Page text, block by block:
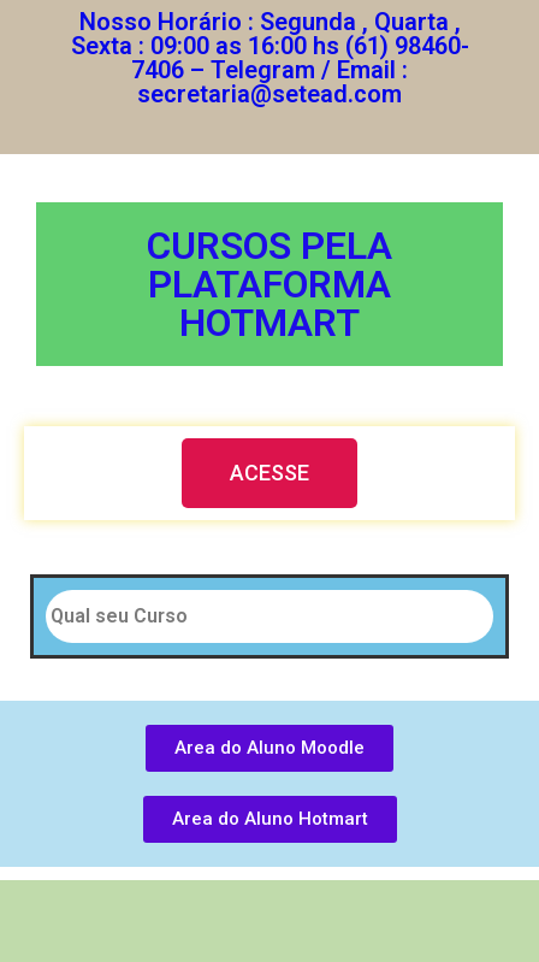
Nosso Horário : Segunda , Quarta ,
Sexta : 09:00 as 16:00 hs (61) 98460-
7406 – Telegram / Email :
secretaria@setead.com
CURSOS PELA
PLATAFORMA
HOTMART
ACESSE
Area do Aluno Moodle
Area do Aluno Hotmart